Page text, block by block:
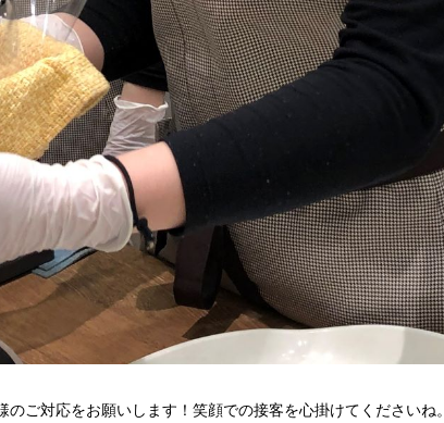
ご対応をお願いします！笑顔での接客を心掛けてくださいね。